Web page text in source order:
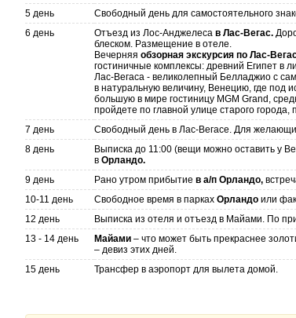
5 день
Свободный день для самостоятельного
6 день
Отъезд из Лос-Анджелеса в Лас-Вегас.
блеском. Размещение в отеле.
Вечерняя обзорная экскурсия по Лас-
гостиничные комплексы: древний Египет в
Лас-Вегаса - великолепный Белладжио с
в натуральную величину, Венецию, где под
большую в мире гостиницу MGM Grand,
пройдете по главной улице старого
7 день
Свободный день в Лас-Вегасе. Для
8 день
Выписка до 11:00 (вещи можно оставить у
в Орландо.
9 день
Рано утром прибытие в а/п Орландо,
10-11 день
Свободное время в парках Орландо или
12 день
Выписка из отеля и отъезд в Майами. По
13 - 14 день
Майами – что может быть прекраснее
– девиз этих дней.
15 день
Трансфер в аэропорт для вылета домой.